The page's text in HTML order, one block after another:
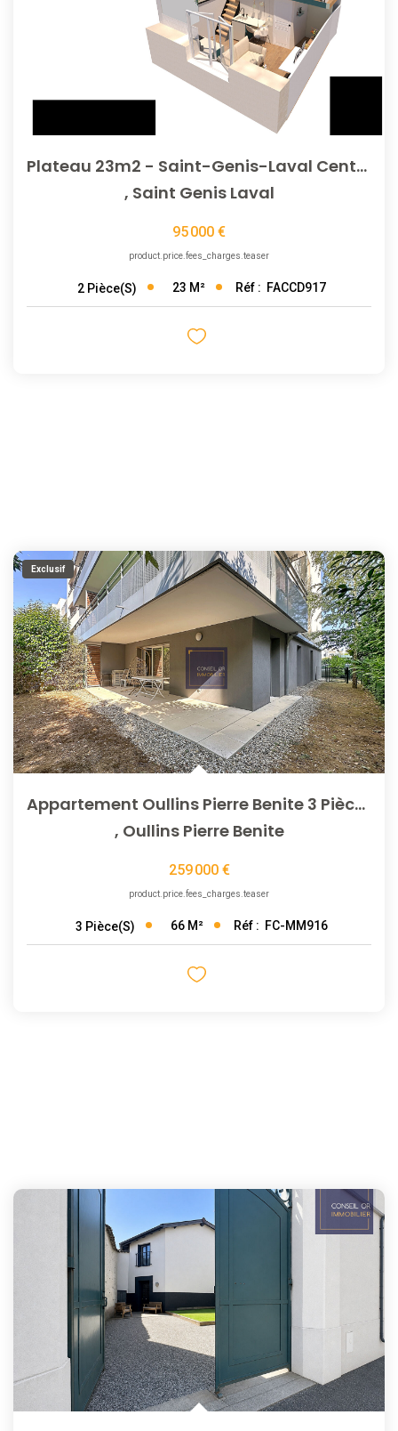
Plateau 23m2 - Saint-Genis-Laval Centre
, Saint Genis Laval
95 000 €
product.price.fees_charges.teaser
2 Pièce(s) 23 M² Réf : FACCD917
Exclusif
Appartement Oullins Pierre Benite 3 Pièce(s) 65 M2
, Oullins Pierre Benite
259 000 €
product.price.fees_charges.teaser
3 Pièce(s) 66 M² Réf : FC-MM916